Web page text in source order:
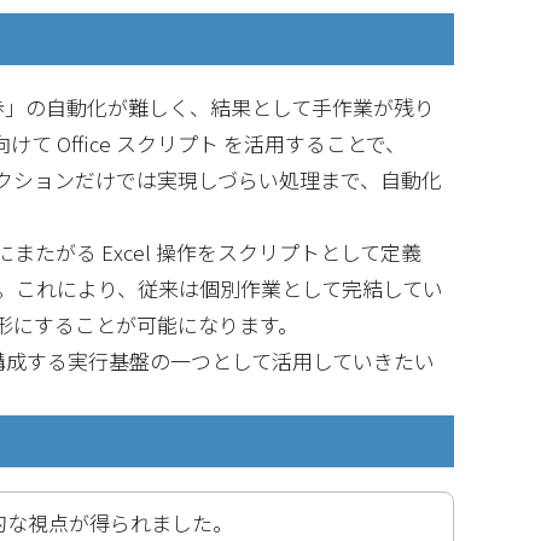
の自動化が難しく、結果として手作業が残り
て Office スクリプト を活用することで、
ョンだけでは実現しづらい処理まで、自動化
たがる Excel 操作をスクリプトとして定義
れにより、従来は個別作業として完結してい
することが可能になります。
する実行基盤の一つとして活用していきたい
視点が得られました。